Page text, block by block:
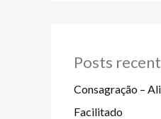
Posts
Consagração –
Facilitado